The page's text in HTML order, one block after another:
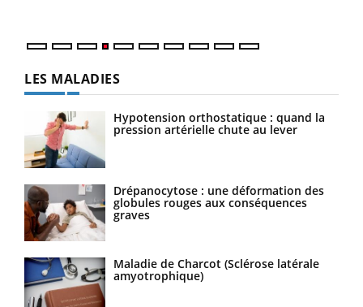
LES MALADIES
Hypotension orthostatique : quand la
pression artérielle chute au lever
Drépanocytose : une déformation des
globules rouges aux conséquences
graves
Maladie de Charcot (Sclérose latérale
amyotrophique)